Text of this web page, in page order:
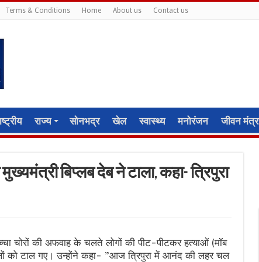
Terms & Conditions Home About us Contact us
राज्य सोनभद्र खेल स्वास्थ्य मनोरंजन जीवन मंत्र
बिप्लब देब ने टाला, कहा- त्रिपुरा
चोरों की अफवाह के चलते लोगों की पीट-पीटकर हत्याओं (मॉब
को टाल गए। उन्होंने कहा- ”आज त्रिपुरा में आनंद की लहर चल